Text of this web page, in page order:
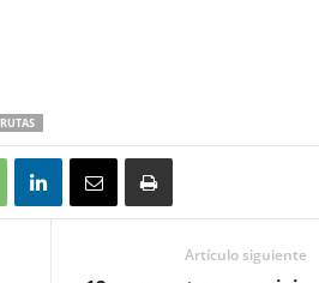
RUTAS
Artículo siguiente